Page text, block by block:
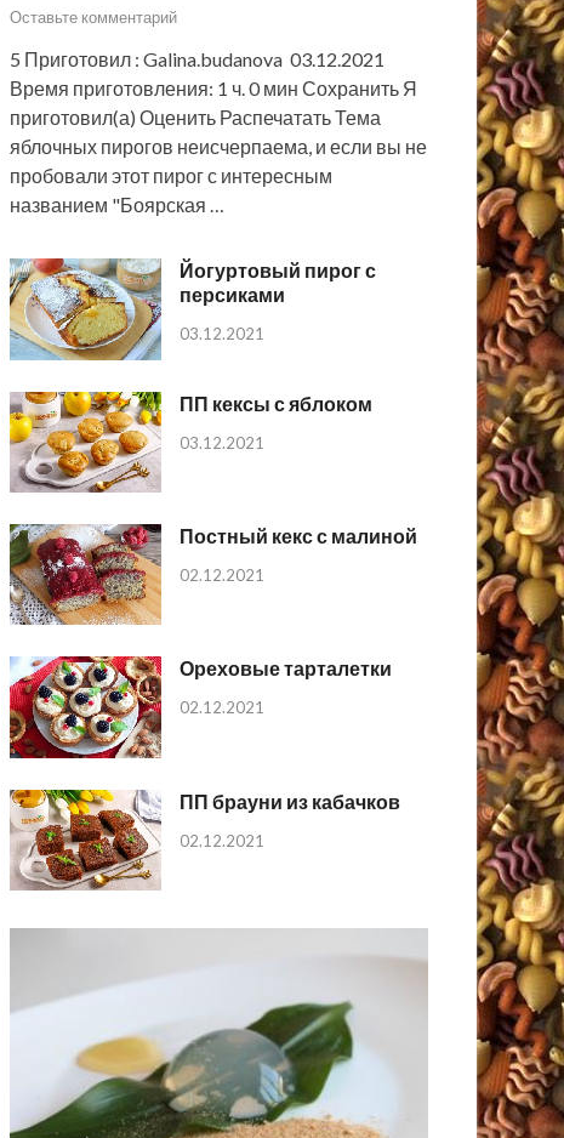
Оставьте комментарий
5 Приготовил : Galina.budanova 03.12.2021
Время приготовления: 1 ч. 0 мин Сохранить Я
приготовил(а) Оценить Распечатать Тема
яблочных пирогов неисчерпаема, и если вы не
пробовали этот пирог с интересным
названием "Боярская …
Йогуртовый пирог с
персиками
03.12.2021
ПП кексы с яблоком
03.12.2021
Постный кекс с малиной
02.12.2021
Ореховые тарталетки
02.12.2021
ПП брауни из кабачков
02.12.2021